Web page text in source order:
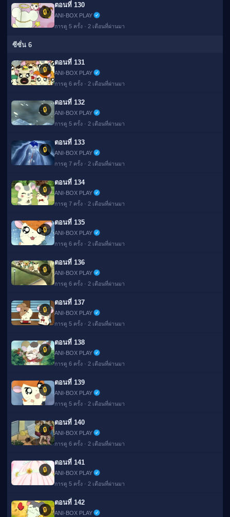
🔒
ตอนที่ 130
ANI-BOX PLAY
การดู 5 ครั้ง · 2 เดือนที่ผ่านมา
ซีซั่น 6
🔒
ตอนที่ 131
ANI-BOX PLAY
การดู 6 ครั้ง · 2 เดือนที่ผ่านมา
🔒
ตอนที่ 132
ANI-BOX PLAY
การดู 5 ครั้ง · 2 เดือนที่ผ่านมา
🔒
ตอนที่ 133
ANI-BOX PLAY
การดู 7 ครั้ง · 2 เดือนที่ผ่านมา
🔒
ตอนที่ 134
ANI-BOX PLAY
การดู 7 ครั้ง · 2 เดือนที่ผ่านมา
🔒
ตอนที่ 135
ANI-BOX PLAY
การดู 6 ครั้ง · 2 เดือนที่ผ่านมา
🔒
ตอนที่ 136
ANI-BOX PLAY
การดู 6 ครั้ง · 2 เดือนที่ผ่านมา
🔒
ตอนที่ 137
ANI-BOX PLAY
การดู 5 ครั้ง · 2 เดือนที่ผ่านมา
🔒
ตอนที่ 138
ANI-BOX PLAY
การดู 6 ครั้ง · 2 เดือนที่ผ่านมา
🔒
ตอนที่ 139
ANI-BOX PLAY
การดู 5 ครั้ง · 2 เดือนที่ผ่านมา
🔒
ตอนที่ 140
ANI-BOX PLAY
การดู 6 ครั้ง · 2 เดือนที่ผ่านมา
🔒
ตอนที่ 141
ANI-BOX PLAY
การดู 5 ครั้ง · 2 เดือนที่ผ่านมา
🔒
ตอนที่ 142
ANI-BOX PLAY